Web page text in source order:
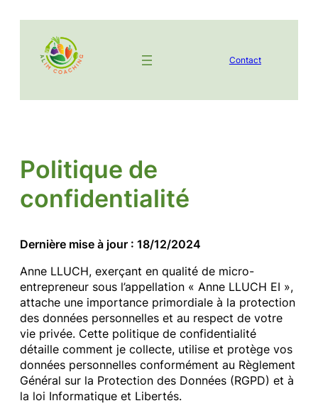
contenu
Contact
Politique de
confidentialité
Dernière mise à jour : 18/12/2024
Anne LLUCH, exerçant en qualité de micro-
entrepreneur sous l’appellation « Anne LLUCH EI »,
attache une importance primordiale à la protection
des données personnelles et au respect de votre
vie privée. Cette politique de confidentialité
détaille comment je collecte, utilise et protège vos
données personnelles conformément au Règlement
Général sur la Protection des Données (RGPD) et à
la loi Informatique et Libertés.